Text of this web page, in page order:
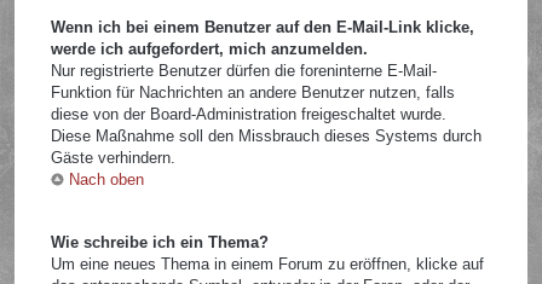
Wenn ich bei einem Benutzer auf den E-Mail-Link klicke,
werde ich aufgefordert, mich anzumelden.
Nur registrierte Benutzer dürfen die foreninterne E-Mail-
Funktion für Nachrichten an andere Benutzer nutzen, falls
diese von der Board-Administration freigeschaltet wurde.
Diese Maßnahme soll den Missbrauch dieses Systems durch
Gäste verhindern.
Nach oben
Wie schreibe ich ein Thema?
Um eine neues Thema in einem Forum zu eröffnen, klicke auf